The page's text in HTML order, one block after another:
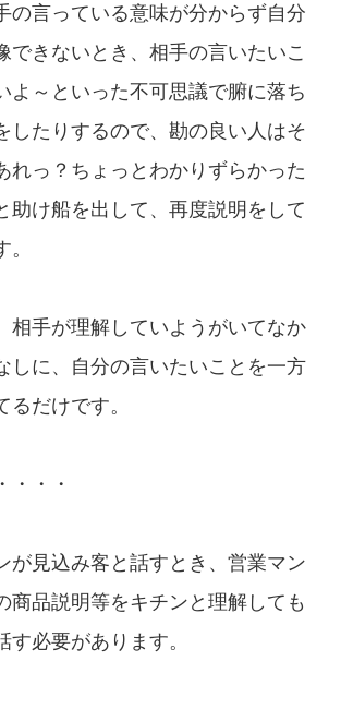
の言っている意味が分からず自分
できないとき、相手の言いたいこ
よ～といった不可思議で腑に落ち
したりするので、勘の良い人はそ
れっ？ちょっとわかりずらかった
助け船を出して、再度説明をして
相手が理解していようがいてなか
しに、自分の言いたいことを一方
るだけです。
・・・
が見込み客と話すとき、営業マン
商品説明等をキチンと理解しても
す必要があります。